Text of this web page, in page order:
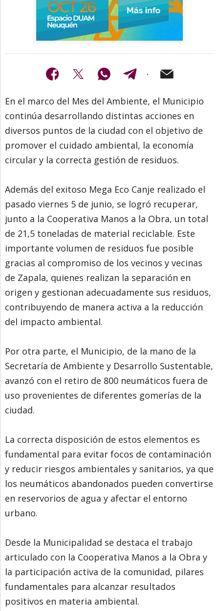
En el marco del Mes del Ambiente, el Municipio
continúa desarrollando distintas acciones en
diversos puntos de la ciudad con el objetivo de
promover el cuidado ambiental, la economía
circular y la correcta gestión de residuos.
Además del exitoso Mega Eco Canje realizado el
pasado viernes 5 de junio, se logró recuperar,
junto a la Cooperativa Manos a la Obra, un total
de 21,5 toneladas de material reciclable. Este
importante volumen de residuos fue posible
gracias al compromiso de los vecinos y vecinas
de Zapala, quienes realizan la separación en
origen y gestionan adecuadamente sus residuos,
contribuyendo de manera activa a la reducción
del impacto ambiental.
Por otra parte, el Municipio, de la mano de la
Secretaría de Ambiente y Desarrollo Sustentable,
avanzó con el retiro de 800 neumáticos fuera de
uso provenientes de diferentes gomerías de la
ciudad.
La correcta disposición de estos elementos es
fundamental para evitar focos de contaminación
y reducir riesgos ambientales y sanitarios, ya que
los neumáticos abandonados pueden convertirse
en reservorios de agua y afectar el entorno
urbano.
Desde la Municipalidad se destaca el trabajo
articulado con la Cooperativa Manos a la Obra y
la participación activa de la comunidad, pilares
fundamentales para alcanzar resultados
positivos en materia ambiental.